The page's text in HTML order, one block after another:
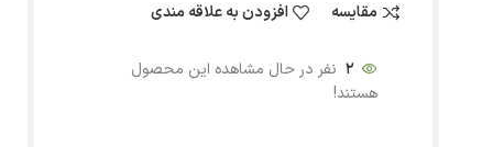
مقایسه افزودن به علاقه مندی
2 نفر در حال مشاهده این محصول
هستند!